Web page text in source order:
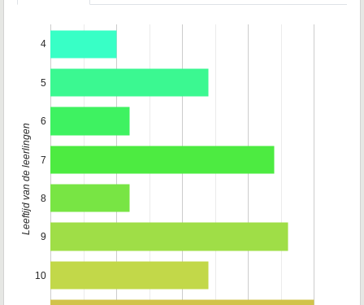
4
5
6
7
8
9
10
Leeftijd van de leerlingen